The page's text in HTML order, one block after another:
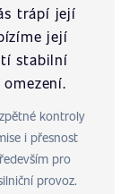
trápí její
její
stabilní
kontroly
i přesnost
pro
provoz.